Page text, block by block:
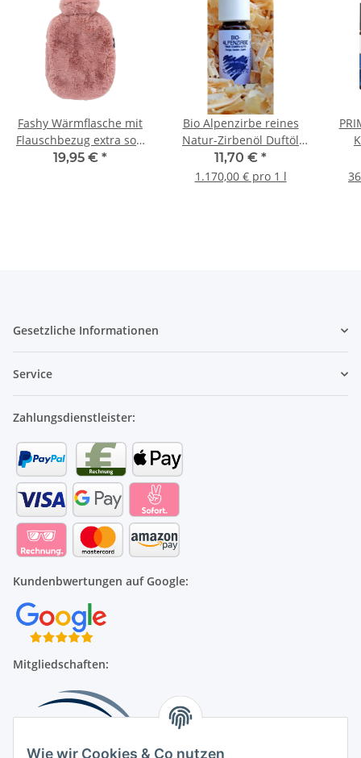
Wie wir Cookies & Co nutzen
Fashy Wärmflasche mit
Flauschbezug extra soft
2,0 Liter rosa
19,95 € *
Bio Alpenzirbe reines
Natur-Zirbenöl Duftöl
Badeöl Zirben-Aroma
11,70 € *
1.170,00 € pro 1 l
Gesetzliche Informationen
Service
Zahlungsdienstleister:
Kundenbwertungen auf Google:
Mitgliedschaften: